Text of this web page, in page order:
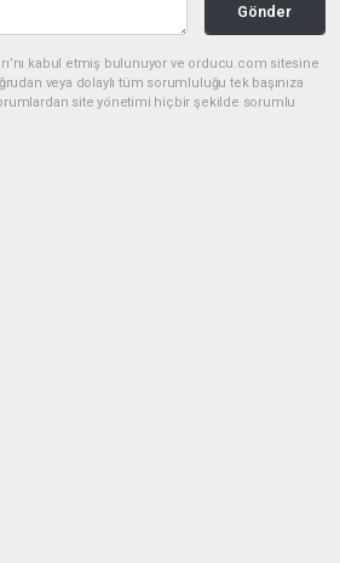
Gönder
kabul etmiş bulunuyor ve orducu.com sitesine
veya dolaylı tüm sorumluluğu tek başınıza
site yönetimi hiçbir şekilde sorumlu